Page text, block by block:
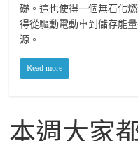
礎。這也使得一個無石化
得從驅動電動車到儲存能
源。
Read more
本週大家